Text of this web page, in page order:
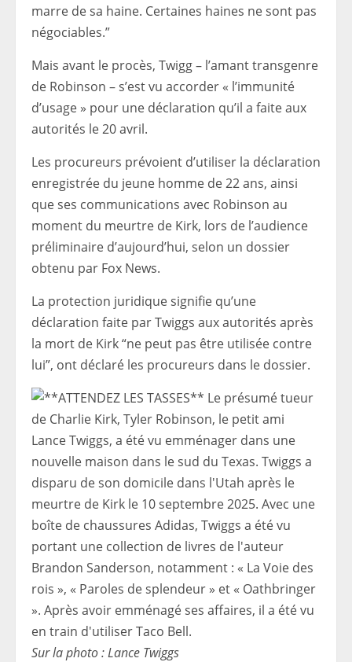
marre de sa haine. Certaines haines ne sont pas
négociables.”
Mais avant le procès, Twigg – l’amant transgenre
de Robinson – s’est vu accorder « l’immunité
d’usage » pour une déclaration qu’il a faite aux
autorités le 20 avril.
Les procureurs prévoient d’utiliser la déclaration
enregistrée du jeune homme de 22 ans, ainsi
que ses communications avec Robinson au
moment du meurtre de Kirk, lors de l’audience
préliminaire d’aujourd’hui, selon un dossier
obtenu par Fox News.
La protection juridique signifie qu’une
déclaration faite par Twiggs aux autorités après
la mort de Kirk “ne peut pas être utilisée contre
lui”, ont déclaré les procureurs dans le dossier.
Sur la photo : Lance Twiggs